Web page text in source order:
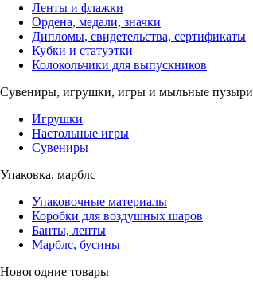
Ленты и флажки
Ордена, медали, значки
Дипломы, свидетельства, сертификаты
Кубки и статуэтки
Колокольчики для выпускников
Сувениры, игрушки, игры и мыльные пузыри
Игрушки
Настольные игры
Сувениры
Упаковка, марблс
Упаковочные материалы
Коробки для воздушных шаров
Банты, ленты
Марблс, бусины
Новогодние товары